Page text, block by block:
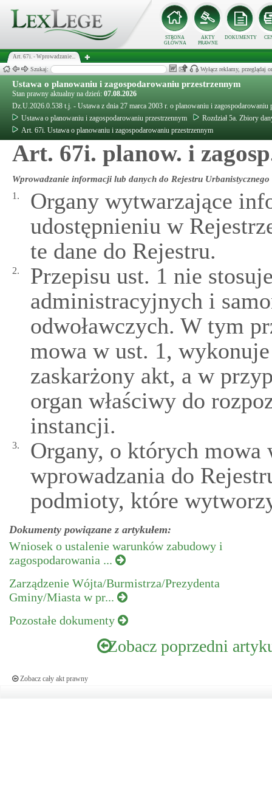
STRONA
GŁÓWNA
AKTY
PRAWNE
DOKUMENTY
Art. 67i. - Wprowadzanie...
Szukaj: Wyłącz reklamy, przeglądaj
Ustawa o planowaniu i zagospodarowaniu przestrzennym
Stan prawny aktualny na dzień: 07.08.2026
Dz.U.2026.0.538 t.j. - Ustawa z dnia 27 marca 2003 r. o planowaniu i zagospodarowaniu
Ustawa o planowaniu i zagospodarowaniu przestrzennym
Rozdział 5a. Zbiory
Art. 67i. Ustawa o planowaniu i zagospodarowaniu przestrzennym
Art. 67i. planow. i
Wprowadzanie informacji lub danych do Rejestru Urbanistycznego
1.
Organy wytwarzające
udostępnieniu w
te dane do Rejestru.
2.
Przepisu ust. 1 nie
administracyjnych i
odwoławczych. W tym
mowa w ust. 1,
zaskarżony akt, a w
organ właściwy do
instancji.
3.
Organy, o których mowa
wprowadzania do
podmioty, które
Dokumenty powiązane z artykułem:
Wniosek o ustalenie warunków zabudowy i
zagospodarowania ...
Zarządzenie Wójta/Burmistrza/Prezydenta
Gminy/Miasta w pr...
Pozostałe dokumenty
Zobacz poprzedni
Zobacz cały akt prawny